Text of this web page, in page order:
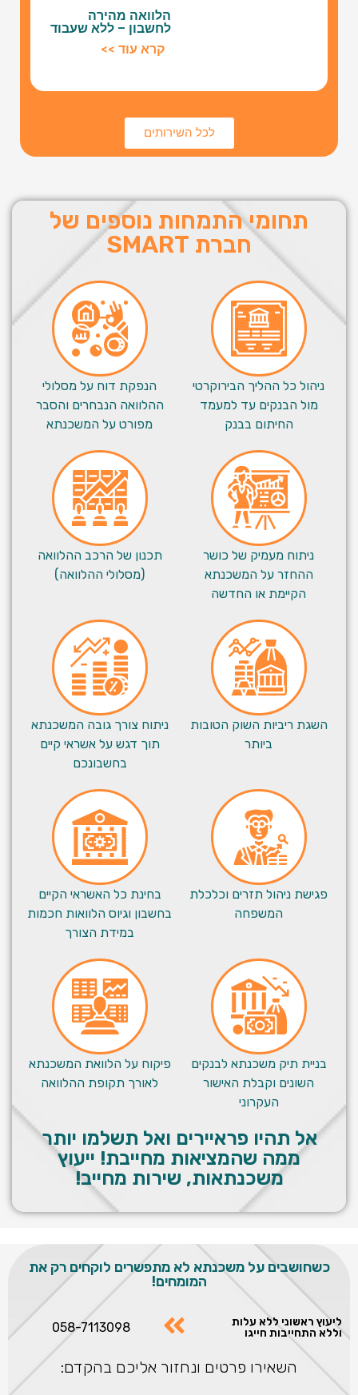
הלוואה מהירה
לחשבון – ללא שעבוד
קרא עוד >>
לכל השירותים
תחומי התמחות נוספים של
חברת SMART
ניהול כל ההליך הבירוקרטי
מול הבנקים עד למעמד
החיתום בבנק
הנפקת דוח על מסלולי
ההלוואה הנבחרים והסבר
מפורט על המשכנתא
ניתוח מעמיק של כושר
ההחזר על המשכנתא
הקיימת או החדשה
תכנון של הרכב ההלוואה
(מסלולי ההלוואה)
השגת ריביות השוק הטובות
ביותר
ניתוח צורך גובה המשכנתא
תוך דגש על אשראי קיים
בחשבונכם
פגישת ניהול תזרים וכלכלת
המשפחה
בחינת כל האשראי הקיים
בחשבון וגיוס הלוואות חכמות
במידת הצורך
בניית תיק משכנתא לבנקים
השונים וקבלת האישור
העקרוני
פיקוח על הלוואת המשכנתא
לאורך תקופת ההלוואה
אל תהיו פראיירים ואל תשלמו יותר
ממה שהמציאות מחייבת! ייעוץ
משכנתאות, שירות מחייב!
כשחושבים על משכנתא לא מתפשרים לוקחים רק את
המומחים!
ליעוץ ראשוני ללא עלות
וללא התחייבות חייגו
058-7113098
השאירו פרטים ונחזור אליכם בהקדם: